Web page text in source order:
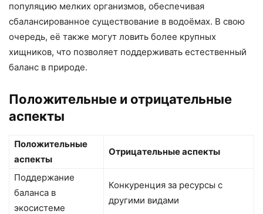
популяцию мелких организмов, обеспечивая
сбалансированное существование в водоёмах. В свою
очередь, её также могут ловить более крупных
хищников, что позволяет поддерживать естественный
баланс в природе.
Положительные и отрицательные
аспекты
Положительные
аспекты
Отрицательные аспекты
Поддержание
баланса в
экосистеме
Конкуренция за ресурсы с
другими видами